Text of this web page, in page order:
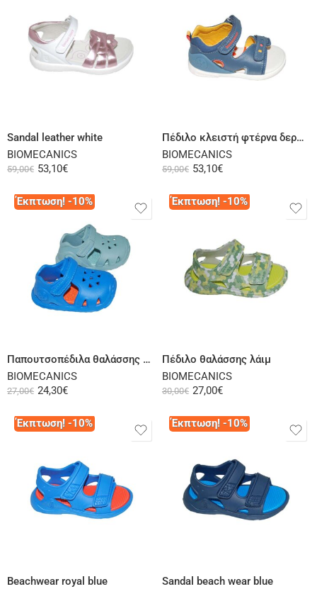
Sandal leather white
BIOMECANICS
59,00€ 53,10€
Πέδιλο κλειστή φτέρνα δερμάτινο πρώτα βήματα πετρόλ
BIOMECANICS
59,00€ 53,10€
Έκπτωση! -10%
Παπουτσοπέδιλα θαλάσσης πολύχρωμα
BIOMECANICS
27,00€ 24,30€
Έκπτωση! -10%
Πέδιλο θαλάσσης λάιμ
BIOMECANICS
30,00€ 27,00€
Έκπτωση! -10%
Beachwear royal blue
Έκπτωση! -10%
Sandal beach wear blue